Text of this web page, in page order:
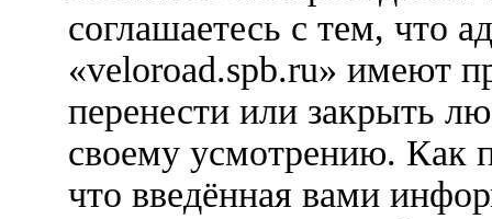
соглашаетесь с тем, что
«veloroad.spb.ru» имеют
перенести или закрыть
своему усмотрению. Как
что введённая вами